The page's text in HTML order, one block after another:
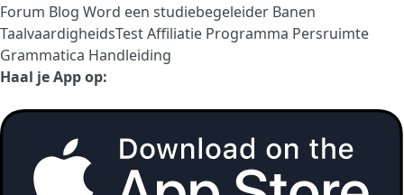
Forum Blog Word een studiebegeleider Banen
TaalvaardigheidsTestAffiliatie Programma Persruimte
Grammatica Handleiding
Haal je App op: